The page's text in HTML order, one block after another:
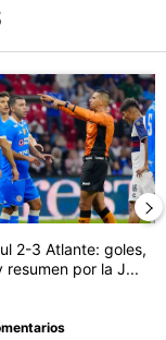
un detalle clave
de tendencia con el
2-3 Atlante: goles,
resumen por la J...